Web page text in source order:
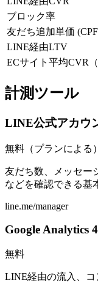
ブロック率
友だち追加単価
LINE経由LTV
ECサイト平均CVR（
計測ツール
LINE公式アカウ
無料（プランによる）
友だち数、メッセー
などを確認できる基
line.me/manager
Google Analytics
無料
LINE経由の流入、